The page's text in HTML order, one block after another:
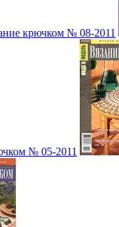
крючком № 08-2011
№ 05-2011